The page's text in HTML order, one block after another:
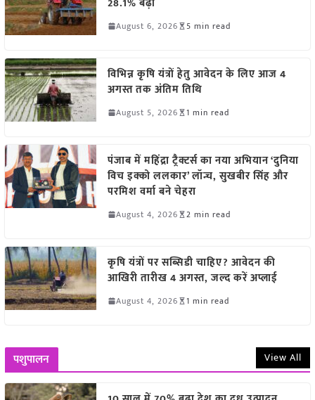
August 6, 2026 5 min read
विभिन्न कृषि यंत्रों हेतु आवेदन के लिए आज 4
अगस्त तक अंतिम तिथि
August 5, 2026 1 min read
पंजाब में महिंद्रा ट्रैक्टर्स का नया अभियान ‘दुनिया
विच इक्को ललकार’ लॉन्च, सुखबीर सिंह और
परमिश वर्मा बने चेहरा
August 4, 2026 2 min read
कृषि यंत्रों पर सब्सिडी चाहिए? आवेदन की
आखिरी तारीख 4 अगस्त, जल्द करें अप्लाई
August 4, 2026 1 min read
पशुपालन View All